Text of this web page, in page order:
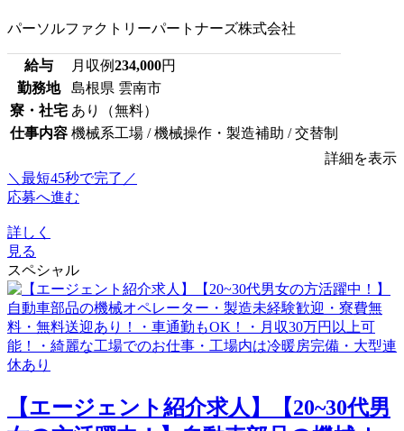
パーソルファクトリーパートナーズ株式会社
給与 月収例234,000円
勤務地
島根県 雲南市
寮・社宅 あり（無料）
仕事内容 機械系工場 / 機械操作・製造補助 / 交替制
詳細を表示
＼最短45秒で完了／
応募へ進む
詳しく
見る
スペシャル
【エージェント紹介求人】【20~30代男